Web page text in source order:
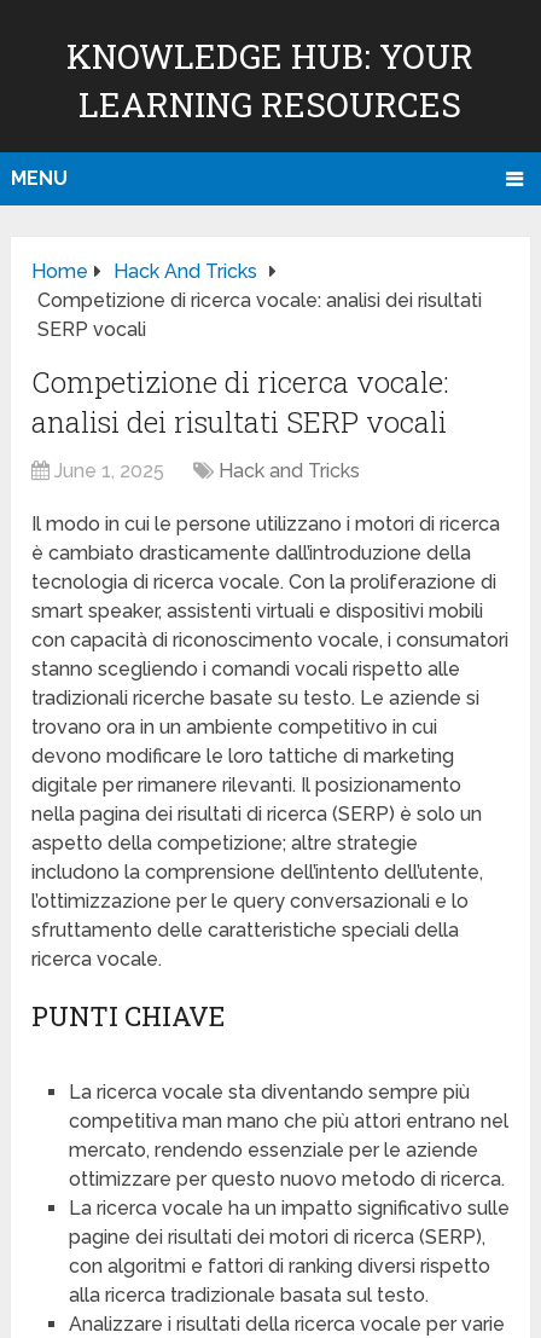
KNOWLEDGE HUB: YOUR
LEARNING RESOURCES
MENU
Home
Hack And Tricks
Competizione di ricerca vocale: analisi dei risultati
SERP vocali
Competizione di ricerca vocale:
analisi dei risultati SERP vocali
June 1, 2025 Hack and Tricks
Il modo in cui le persone utilizzano i motori di ricerca
è cambiato drasticamente dall’introduzione della
tecnologia di ricerca vocale. Con la proliferazione di
smart speaker, assistenti virtuali e dispositivi mobili
con capacità di riconoscimento vocale, i consumatori
stanno scegliendo i comandi vocali rispetto alle
tradizionali ricerche basate su testo. Le aziende si
trovano ora in un ambiente competitivo in cui
devono modificare le loro tattiche di marketing
digitale per rimanere rilevanti. Il posizionamento
nella pagina dei risultati di ricerca (SERP) è solo un
aspetto della competizione; altre strategie
includono la comprensione dell’intento dell’utente,
l’ottimizzazione per le query conversazionali e lo
sfruttamento delle caratteristiche speciali della
ricerca vocale.
PUNTI CHIAVE
La ricerca vocale sta diventando sempre più
competitiva man mano che più attori entrano nel
mercato, rendendo essenziale per le aziende
ottimizzare per questo nuovo metodo di ricerca.
La ricerca vocale ha un impatto significativo sulle
pagine dei risultati dei motori di ricerca (SERP),
con algoritmi e fattori di ranking diversi rispetto
alla ricerca tradizionale basata sul testo.
Analizzare i risultati della ricerca vocale per varie